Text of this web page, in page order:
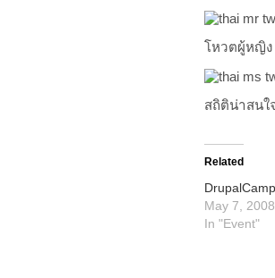
โหวตผู้หญิง
สถิติน่าสนใ
Related
May 7, 2008
In "Event"